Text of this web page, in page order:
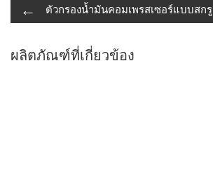
← ตัวกรองน้ำมันคอมเพรสเซอร์แบบสกรู
ผลิตภัณฑ์ที่เกี่ยวข้อง